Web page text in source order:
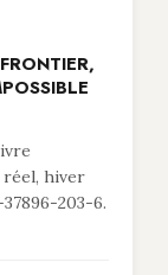
réel, hiver
203-6.